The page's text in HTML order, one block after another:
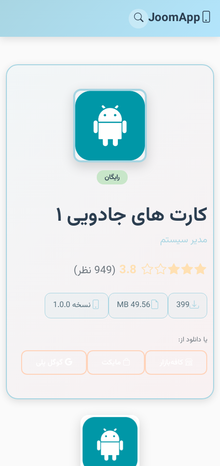
JoomApp
رایگان
کارت های جادویی ۱
مدیر سیستم
3.8 (949 نظر)
399
49.56 MB نسخه 1.0.0
یا دانلود از: